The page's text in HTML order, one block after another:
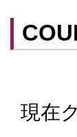
クー
てア
現在